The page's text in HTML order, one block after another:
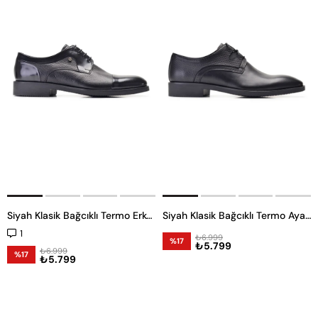
Siyah Klasik Bağcıklı Termo Erkek Ayakkabı -11958-
1
%17 ₺5.799
₺6.999
Siyah Klasik Bağcıklı Termo Ayakkabı -11953-
%17 ₺5.799
₺6.999